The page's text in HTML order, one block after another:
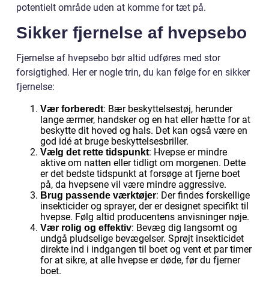
potentielt område uden at komme for tæt på.
Sikker fjernelse af hvepsebo
Fjernelse af hvepsebo bør altid udføres med stor
forsigtighed. Her er nogle trin, du kan følge for en sikker
fjernelse:
Vær forberedt: Bær beskyttelsestøj, herunder
lange ærmer, handsker og en hat eller hætte for at
beskytte dit hoved og hals. Det kan også være en
god idé at bruge beskyttelsesbriller.
Vælg det rette tidspunkt: Hvepse er mindre
aktive om natten eller tidligt om morgenen. Dette
er det bedste tidspunkt at forsøge at fjerne boet
på, da hvepsene vil være mindre aggressive.
Brug passende værktøjer: Der findes forskellige
insekticider og sprayer, der er designet specifikt til
hvepse. Følg altid producentens anvisninger nøje.
Vær rolig og effektiv: Bevæg dig langsomt og
undgå pludselige bevægelser. Sprøjt insekticidet
direkte ind i indgangen til boet og vent et par timer
for at sikre, at alle hvepse er døde, før du fjerner
boet.